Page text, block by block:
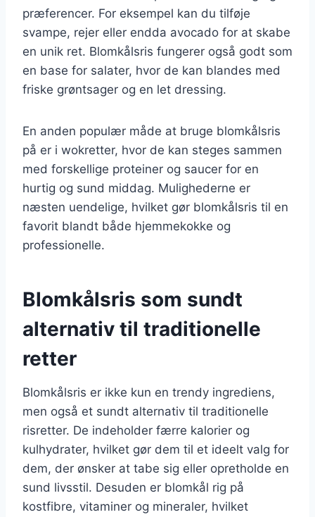
præferencer. For eksempel kan du tilføje
svampe, rejer eller endda avocado for at skabe
en unik ret. Blomkålsris fungerer også godt som
en base for salater, hvor de kan blandes med
friske grøntsager og en let dressing.
En anden populær måde at bruge blomkålsris
på er i wokretter, hvor de kan steges sammen
med forskellige proteiner og saucer for en
hurtig og sund middag. Mulighederne er
næsten uendelige, hvilket gør blomkålsris til en
favorit blandt både hjemmekokke og
professionelle.
Blomkålsris som sundt
alternativ til traditionelle
retter
Blomkålsris er ikke kun en trendy ingrediens,
men også et sundt alternativ til traditionelle
risretter. De indeholder færre kalorier og
kulhydrater, hvilket gør dem til et ideelt valg for
dem, der ønsker at tabe sig eller opretholde en
sund livsstil. Desuden er blomkål rig på
kostfibre, vitaminer og mineraler, hvilket